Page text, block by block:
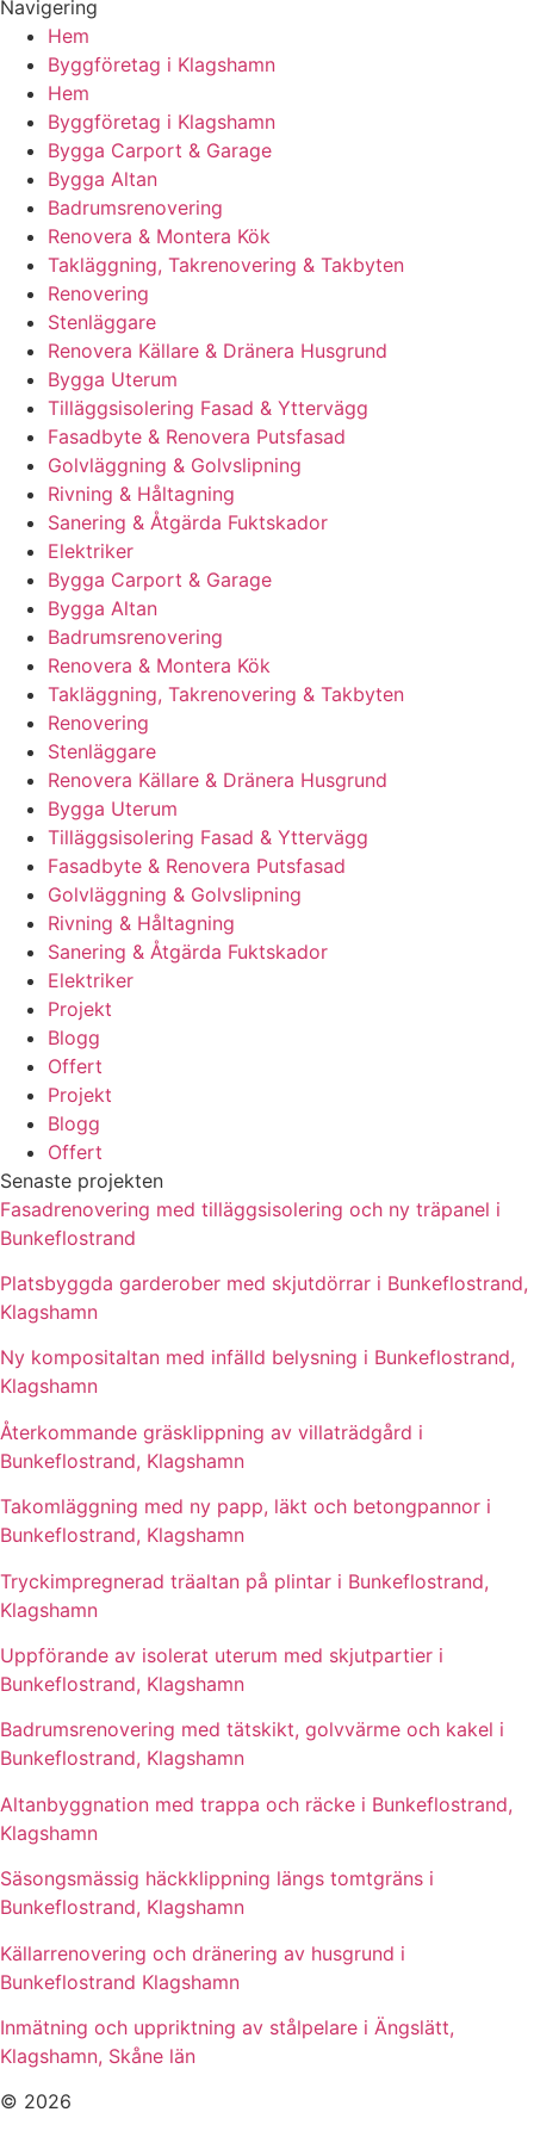
Navigering
Hem
Byggföretag i Klagshamn
Hem
Byggföretag i Klagshamn
Bygga Carport & Garage
Bygga Altan
Badrumsrenovering
Renovera & Montera Kök
Takläggning, Takrenovering & Takbyten
Renovering
Stenläggare
Renovera Källare & Dränera Husgrund
Bygga Uterum
Tilläggsisolering Fasad & Yttervägg
Fasadbyte & Renovera Putsfasad
Golvläggning & Golvslipning
Rivning & Håltagning
Sanering & Åtgärda Fuktskador
Elektriker
Bygga Carport & Garage
Bygga Altan
Badrumsrenovering
Renovera & Montera Kök
Takläggning, Takrenovering & Takbyten
Renovering
Stenläggare
Renovera Källare & Dränera Husgrund
Bygga Uterum
Tilläggsisolering Fasad & Yttervägg
Fasadbyte & Renovera Putsfasad
Golvläggning & Golvslipning
Rivning & Håltagning
Sanering & Åtgärda Fuktskador
Elektriker
Projekt
Blogg
Offert
Projekt
Blogg
Offert
Senaste projekten
Fasadrenovering med tilläggsisolering och ny träpanel i
Bunkeflostrand
Platsbyggda garderober med skjutdörrar i Bunkeflostrand,
Klagshamn
Ny kompositaltan med infälld belysning i Bunkeflostrand,
Klagshamn
Återkommande gräsklippning av villaträdgård i
Bunkeflostrand, Klagshamn
Takomläggning med ny papp, läkt och betongpannor i
Bunkeflostrand, Klagshamn
Tryckimpregnerad träaltan på plintar i Bunkeflostrand,
Klagshamn
Uppförande av isolerat uterum med skjutpartier i
Bunkeflostrand, Klagshamn
Badrumsrenovering med tätskikt, golvvärme och kakel i
Bunkeflostrand, Klagshamn
Altanbyggnation med trappa och räcke i Bunkeflostrand,
Klagshamn
Säsongsmässig häckklippning längs tomtgräns i
Bunkeflostrand, Klagshamn
Källarrenovering och dränering av husgrund i
Bunkeflostrand Klagshamn
Inmätning och uppriktning av stålpelare i Ängslätt,
Klagshamn, Skåne län
© 2026